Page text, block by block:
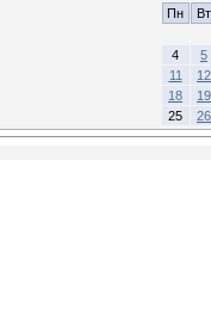
Пн
Вт
4
5
11
12
18
19
25
26